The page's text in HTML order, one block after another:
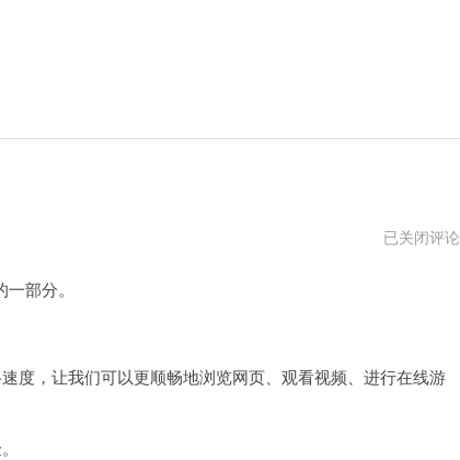
免
已关闭评论
部分。
，让我们可以更顺畅地浏览网页、观看视频、进行在线游